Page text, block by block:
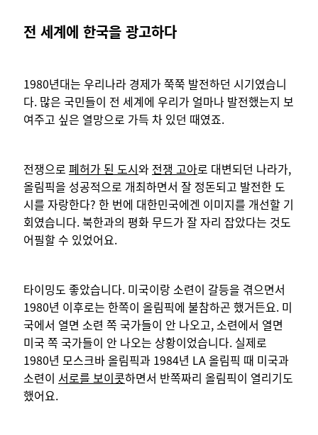
전 세계에 한국을 광고하다
1980년대는 우리나라 경제가 쭉쭉 발전하던 시기였습니
다. 많은 국민들이 전 세계에 우리가 얼마나 발전했는지 보
여주고 싶은 열망으로 가득 차 있던 때였죠.
전쟁으로 폐허가 된 도시와 전쟁 고아로 대변되던 나라가,
올림픽을 성공적으로 개최하면서 잘 정돈되고 발전한 도
시를 자랑한다? 한 번에 대한민국에겐 이미지를 개선할 기
회였습니다. 북한과의 평화 무드가 잘 자리 잡았다는 것도
어필할 수 있었어요.
타이밍도 좋았습니다. 미국이랑 소련이 갈등을 겪으면서
1980년 이후로는 한쪽이 올림픽에 불참하곤 했거든요. 미
국에서 열면 소련 쪽 국가들이 안 나오고, 소련에서 열면
미국 쪽 국가들이 안 나오는 상황이었습니다. 실제로
1980년 모스크바 올림픽과 1984년 LA 올림픽 때 미국과
소련이 서로를 보이콧하면서 반쪽짜리 올림픽이 열리기도
했어요.